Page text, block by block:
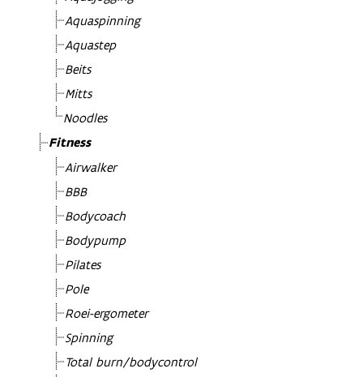
Aquaspinning
Aquastep
Beits
Mitts
Noodles
Fitness
Airwalker
BBB
Bodycoach
Bodypump
Pilates
Pole
Roei-ergometer
Spinning
Total burn/bodycontrol